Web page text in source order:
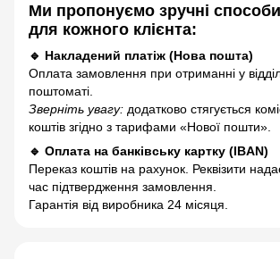
Ми пропонуємо зручні
для кожного клієнта:
🔹 Накладений платіж (Нова пошта)
Оплата замовлення при отриманні у
поштоматі.
Зверніть увагу: додатково стягується
коштів згідно з тарифами «Нової пошти».
🔹 Оплата на банківську картку (IBAN)
Переказ коштів на рахунок. Реквізити
час підтвердження замовлення.
Гарантія від виробника 24 місяця.